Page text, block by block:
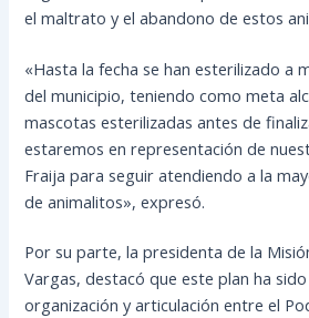
el maltrato y el abandono de estos
«Hasta la fecha se han esterilizado a
del municipio, teniendo como meta
mascotas esterilizadas antes de
estaremos en representación de
Fraija para seguir atendiendo a la
de animalitos», expresó.
Por su parte, la presidenta de la
Vargas, destacó que este plan ha
organización y articulación entre el